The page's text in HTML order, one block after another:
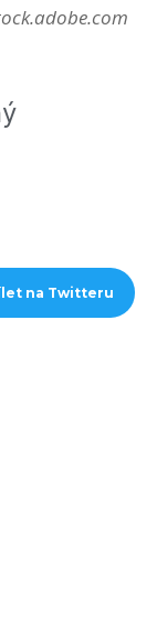
na Twitteru